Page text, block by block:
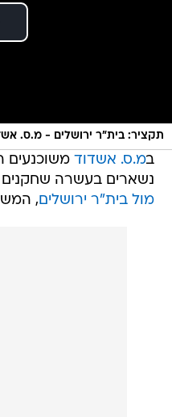
תקציר: בית"ר ירושלים - מ.ס. אשדוד
במ.ס. אשדוד משוכנעים
נשארים בעשרה
מול בית"ר ירושלים,